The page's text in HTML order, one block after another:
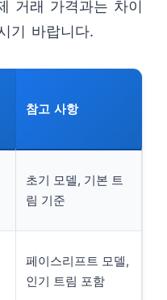
거래 가격과는 차이
기 바랍니다.
참고 사항
초기 모델, 기본 트
림 기준
페이스리프트 모델,
인기 트림 포함